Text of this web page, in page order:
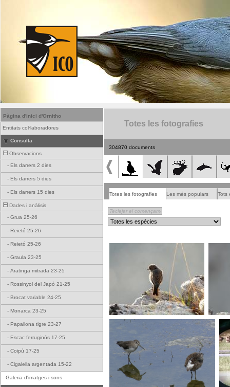
Pàgina d'inici d'Ornitho
Entitats col·laboradores
Consulta
Observacions
- Els darrers 2 dies
- Els darrers 5 dies
- Els darrers 15 dies
Dades i anàlisis
- Grua 25-26
- Reietó 25-26
- Reietó 25-26
- Graula 23-25
- Aratinga mitrada 23-25
- Rossinyol del Japó 21-25
- Brocat variable 24-25
- Monarca 23-25
- Papallona tigre 23-27
- Escac ferruginós 17-25
- Coipú 17-25
- Cigalella argentada 15-22
- Galeria d'imatges i sons
Totes les fotografies
304870 documents
Totes les fotografies Les més populars Tots